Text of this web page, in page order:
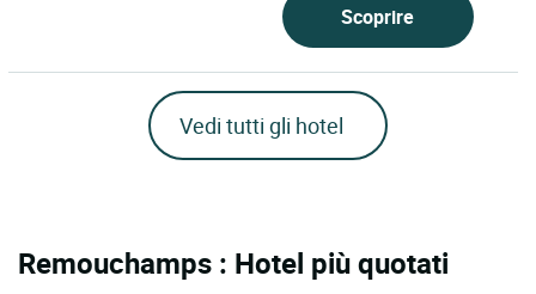
Scoprire
Vedi tutti gli hotel
Remouchamps : Hotel più quotati